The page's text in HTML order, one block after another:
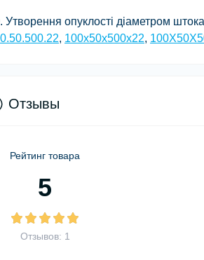
Утворення опуклості діаметром
, 100x50x500x22,
Отзывы
Рейтинг товара
5
Отзывов: 1